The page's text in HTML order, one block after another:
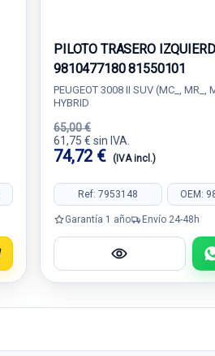
PILOTO TRASERO
9810477180 81550101
PEUGEOT 3008 II SUV (MC_, MR_,
HYBRID
65,00 €
61,75 € sin IVA.
74,72 € (IVA incl.)
Ref: 7953148 OEM:
Garantía 1 año Envío 24-48h